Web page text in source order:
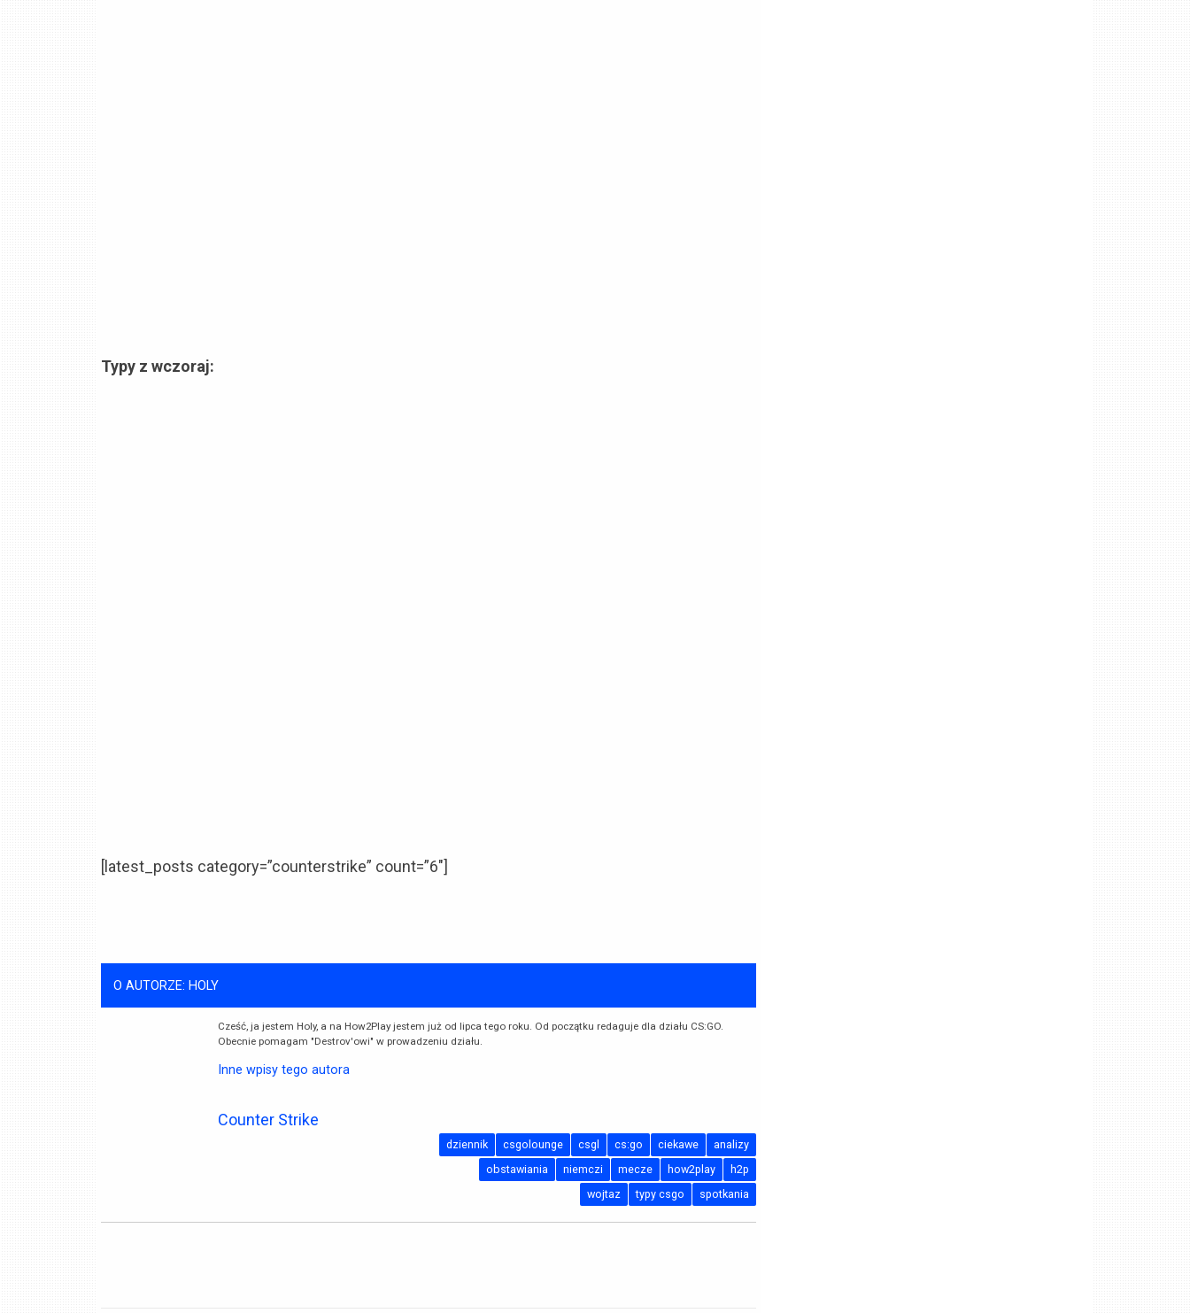
Typy z wczoraj:
[latest_posts category=”counterstrike” count=”6″]
O AUTORZE: HOLY
Cześć, ja jestem Holy, a na How2Play jestem już od lipca tego roku. Od początku redaguje dla działu CS:GO.
Obecnie pomagam "Destrov'owi" w prowadzeniu działu.
Inne wpisy tego autora
Counter Strike
analizy
ciekawe
cs:go
csgl
csgolounge
dziennik
h2p
how2play
mecze
niemczi
obstawiania
spotkania
typy csgo
wojtaz